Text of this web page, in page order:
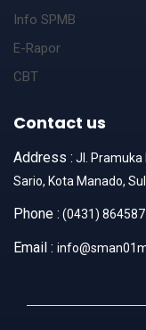
Info SPMB
E-Rapor
CBT
Contact us
Address : Jl. Pramuka
Sario, Kota Manado,
Phone : (0431) 864587
Email :